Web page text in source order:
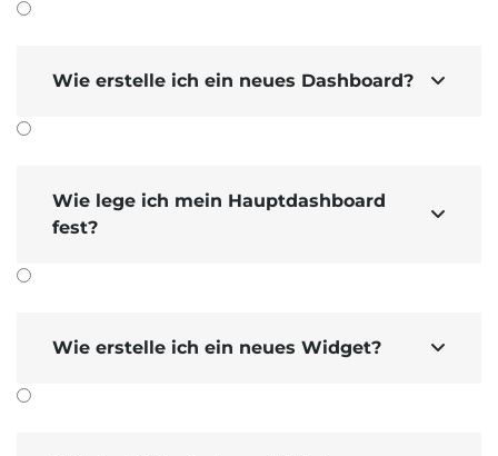
Wie erstelle ich ein neues Dashboard? 
Wie lege ich mein Hauptdashboard
fest?

Wie erstelle ich ein neues Widget? 